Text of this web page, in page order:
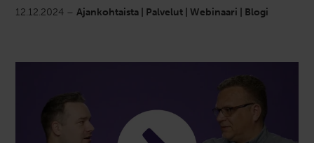
12.12.2024 –Ajankohtaista | Palvelut | Webinaari | Blogi